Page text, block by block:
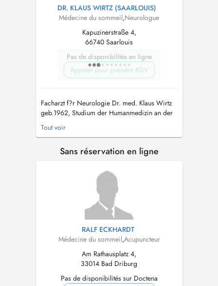
DR. KLAUS WIRTZ (SAARLOUIS)
Médecine du sommeil,Neurologue
Kapuzinerstraße 4,
66740 Saarlouis
Pas de disponibilités en ligne
Appeler pour prendre RDV
Facharzt f?r Neurologie Dr. med. Klaus Wirtz
geb.1962, Studium der Humanmedizin an der
Albert Ludwigs Universit?t Freiburg und der
Universit?t des Saarlandes (Homburg),
Dillingen und Homburg, T?tigkeit als Oberarzt
Tout voir
Sans réservation en ligne
RALF ECKHARDT
Médecine du sommeil,Acupuncteur
Am Rathausplatz 4,
33014 Bad Driburg
Pas de disponibilités sur Doctena